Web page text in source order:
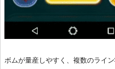
ボムが量産しやすく、複数のライ